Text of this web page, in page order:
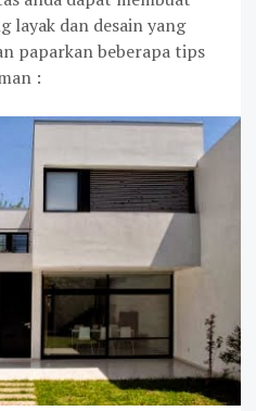
layak dan desain yang
paparkan beberapa tips
: